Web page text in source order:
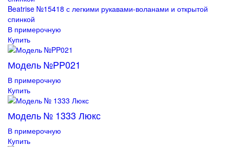
Beatrise №15418 с легкими рукавами-воланами и открытой
спинкой
В примерочную
Купить
Модель №PP021
В примерочную
Купить
Модель № 1333 Люкс
В примерочную
Купить